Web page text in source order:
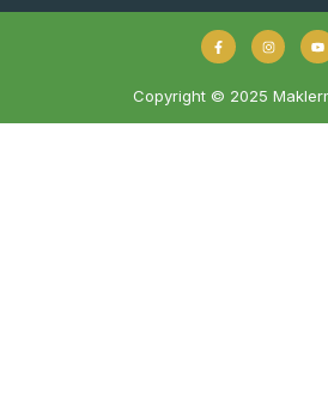
Copyright © 2025